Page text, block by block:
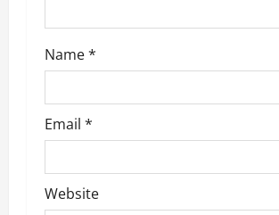
n
Name*
Email *
Website